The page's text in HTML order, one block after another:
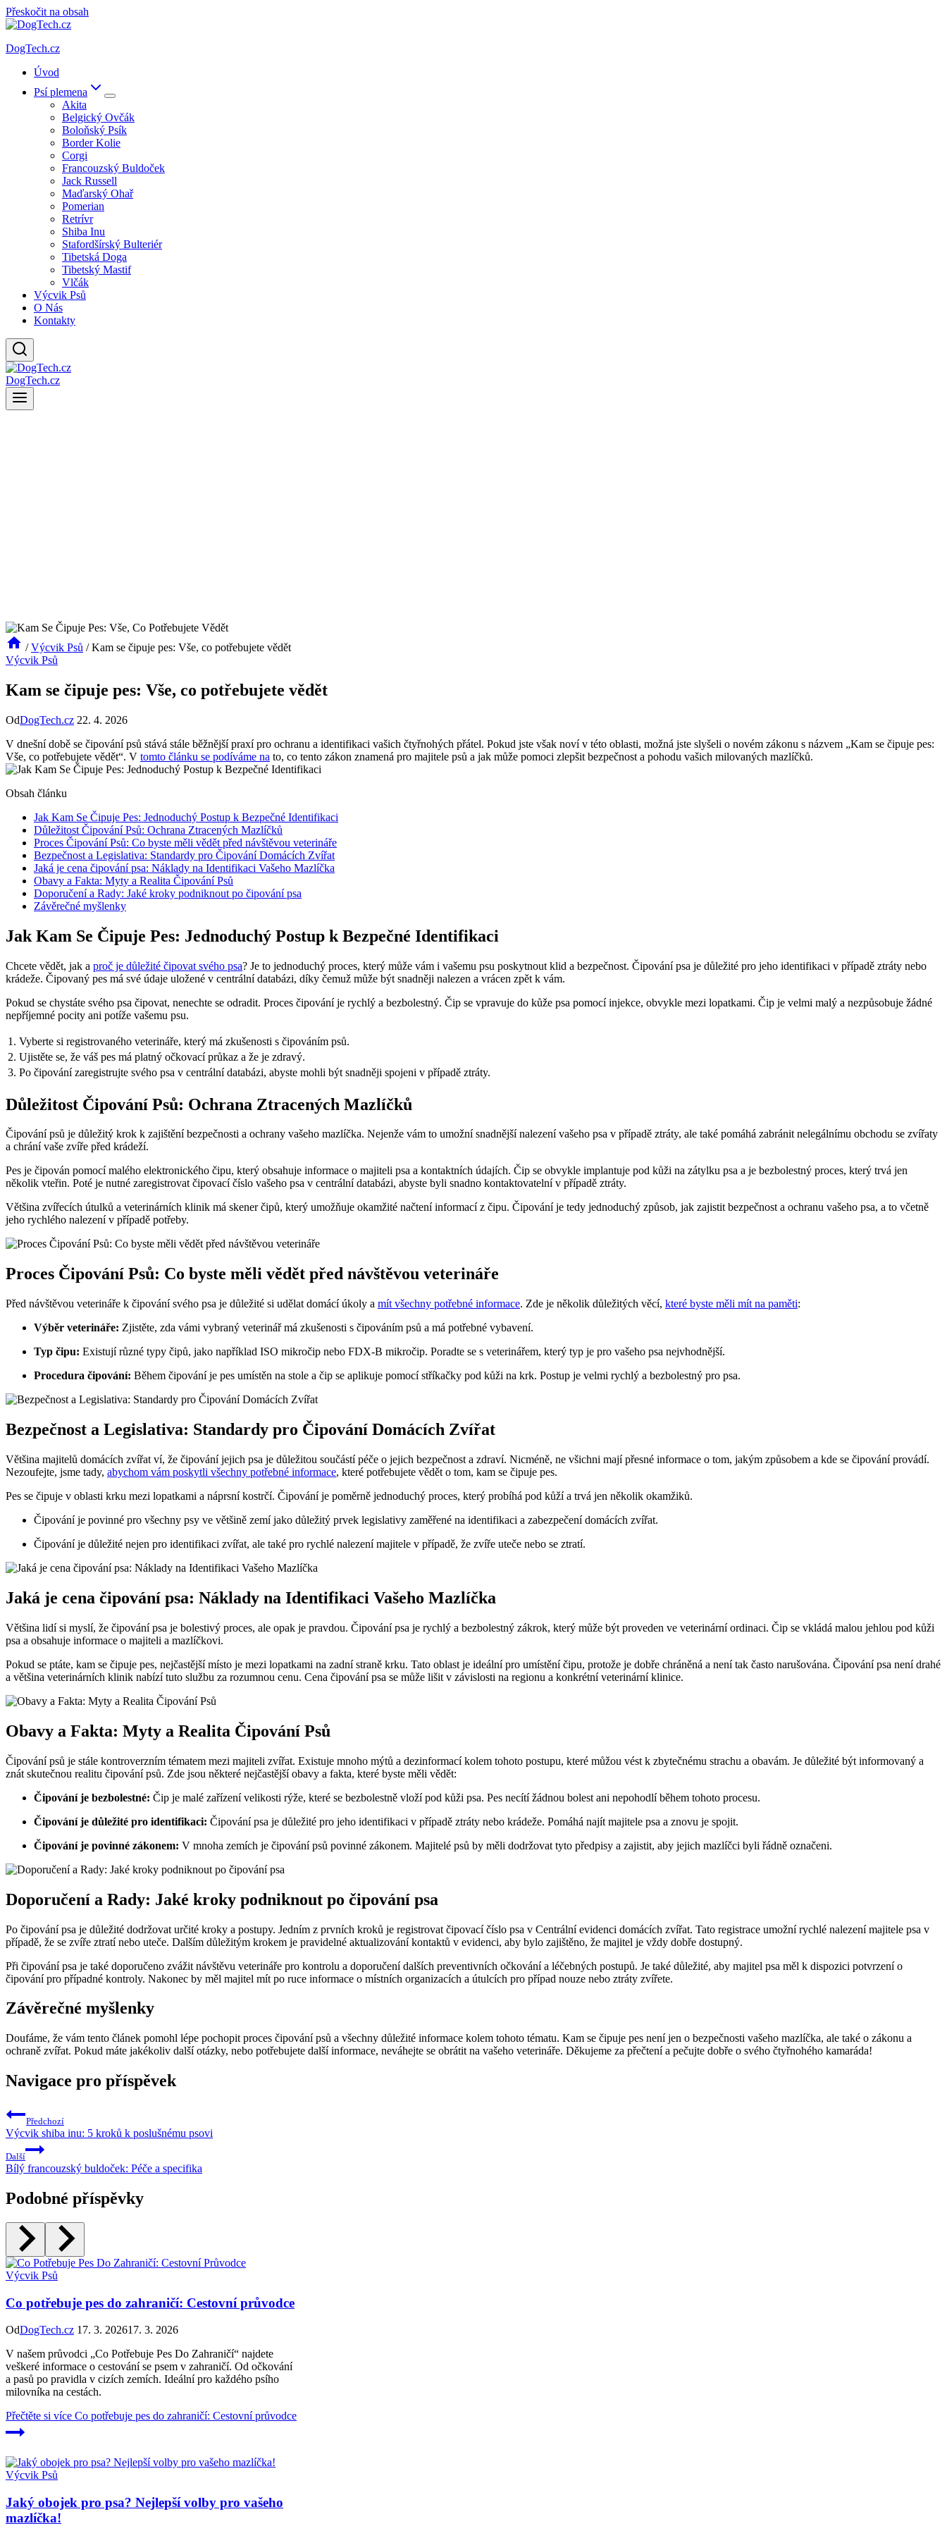
Přeskočit na obsah
DogTech.cz
Úvod
Psí plemena
Akita
Belgický Ovčák
Boloňský Psík
Border Kolie
Corgi
Francouzský Buldoček
Jack Russell
Maďarský Ohař
Pomerian
Retrívr
Shiba Inu
Stafordšírský Bulteriér
Tibetská Doga
Tibetský Mastif
Vlčák
Výcvik Psů
O Nás
Kontakty
DogTech.cz
/ Výcvik Psů / Kam se čipuje pes: Vše, co potřebujete vědět
Výcvik Psů
Kam se čipuje pes: Vše, co potřebujete vědět
OdDogTech.cz 22. 4. 2026
V dnešní době se čipování psů stává stále běžnější praxí pro ochranu a identifikaci vašich čtyřnohých přátel. Pokud jste však noví v této oblasti, možná jste slyšeli o novém zákonu s názvem „Kam se čipuje pes:
Vše, co potřebujete vědět“. V tomto článku se podíváme na to, co tento zákon znamená pro majitele psů a jak může pomoci zlepšit bezpečnost a pohodu vašich milovaných mazlíčků.
Obsah článku
Jak Kam Se Čipuje Pes: Jednoduchý Postup k Bezpečné Identifikaci
Důležitost Čipování Psů: Ochrana Ztracených Mazlíčků
Proces Čipování Psů: Co byste měli vědět před návštěvou veterináře
Bezpečnost a Legislativa: Standardy pro Čipování Domácích Zvířat
Jaká je cena čipování psa: Náklady na Identifikaci Vašeho Mazlíčka
Obavy a Fakta: Myty a Realita Čipování Psů
Doporučení a Rady: Jaké kroky podniknout po čipování psa
Závěrečné myšlenky
Jak Kam Se Čipuje Pes: Jednoduchý Postup k Bezpečné Identifikaci
Chcete vědět, jak a proč je důležité čipovat svého psa? Je to jednoduchý proces, který může vám i vašemu psu poskytnout klid a bezpečnost. Čipování psa je důležité pro jeho identifikaci v případě ztráty nebo
krádeže. Čipovaný pes má své údaje uložené v centrální databázi, díky čemuž může být snadněji nalezen a vrácen zpět k vám.
Pokud se chystáte svého psa čipovat, nenechte se odradit. Proces čipování je rychlý a bezbolestný. Čip se vpravuje do kůže psa pomocí injekce, obvykle mezi lopatkami. Čip je velmi malý a nezpůsobuje žádné
nepříjemné pocity ani potíže vašemu psu.
1. Vyberte si registrovaného veterináře, který má zkušenosti s čipováním psů.
2. Ujistěte se, že váš pes má platný očkovací průkaz a že je zdravý.
3. Po čipování zaregistrujte svého psa v centrální databázi, abyste mohli být snadněji spojeni v případě ztráty.
Důležitost Čipování Psů: Ochrana Ztracených Mazlíčků
Čipování psů je důležitý krok k zajištění bezpečnosti a ochrany vašeho mazlíčka. Nejenže vám to umožní snadnější nalezení vašeho psa v případě ztráty, ale také pomáhá zabránit nelegálnímu obchodu se zvířaty
a chrání vaše zvíře před krádeží.
Pes je čipován pomocí malého elektronického čipu, který obsahuje informace o majiteli psa a kontaktních údajích. Čip se obvykle implantuje pod kůži na zátylku psa a je bezbolestný proces, který trvá jen
několik vteřin. Poté je nutné zaregistrovat čipovací číslo vašeho psa v centrální databázi, abyste byli snadno kontaktovatelní v případě ztráty.
Většina zvířecích útulků a veterinárních klinik má skener čipů, který umožňuje okamžité načtení informací z čipu. Čipování je tedy jednoduchý způsob, jak zajistit bezpečnost a ochranu vašeho psa, a to včetně
jeho rychlého nalezení v případě potřeby.
Proces Čipování Psů: Co byste měli vědět před návštěvou veterináře
Před návštěvou veterináře k čipování svého psa je důležité si udělat domácí úkoly a mít všechny potřebné informace. Zde je několik důležitých věcí, které byste měli mít na paměti:
Výběr veterináře: Zjistěte, zda vámi vybraný veterinář má zkušenosti s čipováním psů a má potřebné vybavení.
Typ čipu: Existují různé typy čipů, jako například ISO mikročip nebo FDX-B mikročip. Poradte se s veterinářem, který typ je pro vašeho psa nejvhodnější.
Procedura čipování: Během čipování je pes umístěn na stole a čip se aplikuje pomocí stříkačky pod kůži na krk. Postup je velmi rychlý a bezbolestný pro psa.
Bezpečnost a Legislativa: Standardy pro Čipování Domácích Zvířat
Většina majitelů domácích zvířat ví, že čipování jejich psa je důležitou součástí péče o jejich bezpečnost a zdraví. Nicméně, ne všichni mají přesné informace o tom, jakým způsobem a kde se čipování provádí.
Nezoufejte, jsme tady, abychom vám poskytli všechny potřebné informace, které potřebujete vědět o tom, kam se čipuje pes.
Pes se čipuje v oblasti krku mezi lopatkami a náprsní kostrčí. Čipování je poměrně jednoduchý proces, který probíhá pod kůží a trvá jen několik okamžiků.
Čipování je povinné pro všechny psy ve většině zemí jako důležitý prvek legislativy zaměřené na identifikaci a zabezpečení domácích zvířat.
Čipování je důležité nejen pro identifikaci zvířat, ale také pro rychlé nalezení majitele v případě, že zvíře uteče nebo se ztratí.
Jaká je cena čipování psa: Náklady na Identifikaci Vašeho Mazlíčka
Většina lidí si myslí, že čipování psa je bolestivý proces, ale opak je pravdou. Čipování psa je rychlý a bezbolestný zákrok, který může být proveden ve veterinární ordinaci. Čip se vkládá malou jehlou pod kůži
psa a obsahuje informace o majiteli a mazlíčkovi.
Pokud se ptáte, kam se čipuje pes, nejčastější místo je mezi lopatkami na zadní straně krku. Tato oblast je ideální pro umístění čipu, protože je dobře chráněná a není tak často narušována. Čipování psa není drahé
a většina veterinárních klinik nabízí tuto službu za rozumnou cenu. Cena čipování psa se může lišit v závislosti na regionu a konkrétní veterinární klinice.
Obavy a Fakta: Myty a Realita Čipování Psů
Čipování psů je stále kontroverzním tématem mezi majiteli zvířat. Existuje mnoho mýtů a dezinformací kolem tohoto postupu, které můžou vést k zbytečnému strachu a obavám. Je důležité být informovaný a
znát skutečnou realitu čipování psů. Zde jsou některé nejčastější obavy a fakta, které byste měli vědět:
Čipování je bezbolestné: Čip je malé zařízení velikosti rýže, které se bezbolestně vloží pod kůži psa. Pes necítí žádnou bolest ani nepohodlí během tohoto procesu.
Čipování je důležité pro identifikaci: Čipování psa je důležité pro jeho identifikaci v případě ztráty nebo krádeže. Pomáhá najít majitele psa a znovu je spojit.
Čipování je povinné zákonem: V mnoha zemích je čipování psů povinné zákonem. Majitelé psů by měli dodržovat tyto předpisy a zajistit, aby jejich mazlíčci byli řádně označeni.
Doporučení a Rady: Jaké kroky podniknout po čipování psa
Po čipování psa je důležité dodržovat určité kroky a postupy. Jedním z prvních kroků je registrovat čipovací číslo psa v Centrální evidenci domácích zvířat. Tato registrace umožní rychlé nalezení majitele psa v
případě, že se zvíře ztratí nebo uteče. Dalším důležitým krokem je pravidelné aktualizování kontaktů v evidenci, aby bylo zajištěno, že majitel je vždy dobře dostupný.
Při čipování psa je také doporučeno zvážit návštěvu veterináře pro kontrolu a doporučení dalších preventivních očkování a léčebných postupů. Je také důležité, aby majitel psa měl k dispozici potvrzení o
čipování pro případné kontroly. Nakonec by měl majitel mít po ruce informace o místních organizacích a útulcích pro případ nouze nebo ztráty zvířete.
Závěrečné myšlenky
Doufáme, že vám tento článek pomohl lépe pochopit proces čipování psů a všechny důležité informace kolem tohoto tématu. Kam se čipuje pes není jen o bezpečnosti vašeho mazlíčka, ale také o zákonu a
ochraně zvířat. Pokud máte jakékoliv další otázky, nebo potřebujete další informace, neváhejte se obrátit na vašeho veterináře. Děkujeme za přečtení a pečujte dobře o svého čtyřnohého kamaráda!
Navigace pro příspěvek
Předchozí
Výcvik shiba inu: 5 kroků k poslušnému psovi
Další
Bílý francouzský buldoček: Péče a specifika
Podobné příspěvky
Výcvik Psů
Co potřebuje pes do zahraničí: Cestovní průvodce
OdDogTech.cz 17. 3. 202617. 3. 2026
V našem průvodci „Co Potřebuje Pes Do Zahraničí“ najdete
veškeré informace o cestování se psem v zahraničí. Od očkování
a pasů po pravidla v cizích zemích. Ideální pro každého psího
milovníka na cestách.
Přečtěte si více Co potřebuje pes do zahraničí: Cestovní průvodce
Výcvik Psů
Jaký obojek pro psa? Nejlepší volby pro vašeho
mazlíčka!